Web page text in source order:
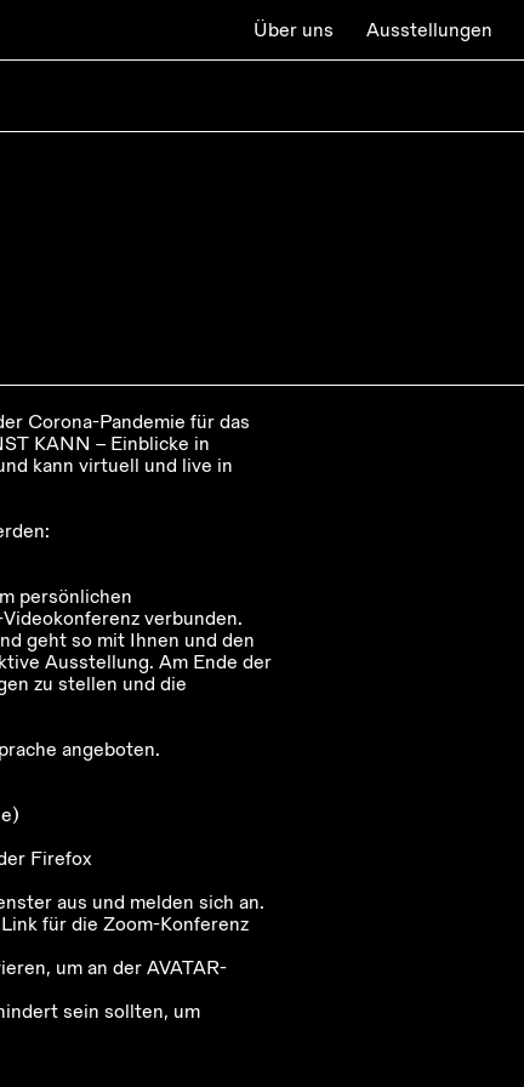
Über uns Ausstellungen
Corona-Pandemie für das
KANN – Einblicke in
kann virtuell und live in
persönlichen
verbunden.
geht so mit Ihnen und den
Ausstellung. Am Ende der
zu stellen und die
angeboten.
Firefox
aus und melden sich an.
für die Zoom-Konferenz
um an der AVATAR-
sein sollten, um